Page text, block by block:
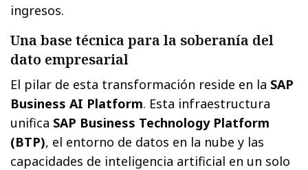
ingresos.
Una base técnica para la soberanía del
dato empresarial
El pilar de esta transformación reside en la SAP
Business AI Platform. Esta infraestructura
unifica SAP Business Technology Platform
(BTP), el entorno de datos en la nube y las
capacidades de inteligencia artificial en un solo